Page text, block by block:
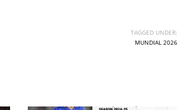
TAGGED UNDER:
MUNDIAL 2026